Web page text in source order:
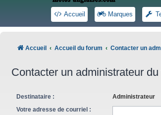
Accueil Marques
Accueil Accueil du forum Contacter un
Contacter un administrateur du
Destinataire :
Administrateur
Votre adresse de courriel :